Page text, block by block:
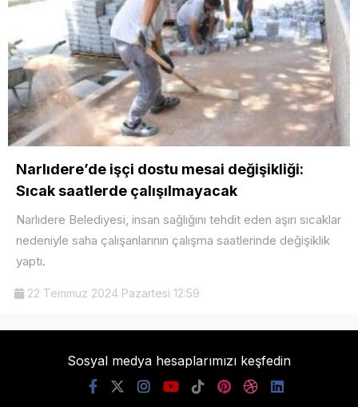
Narlıdere’de işçi dostu mesai değişikliği:
Sıcak saatlerde çalışılmayacak
Narlıdere Belediyesi, insan sağlığını tehdit eden aşırı sıcaklar
nedeniyle saha çalışanlarının çalışma saatlerinde değişiklik
yaptı.
22 Temmuz 2024 Pazartesi 12:59
Sosyal medya hesaplarımızı keşfedin